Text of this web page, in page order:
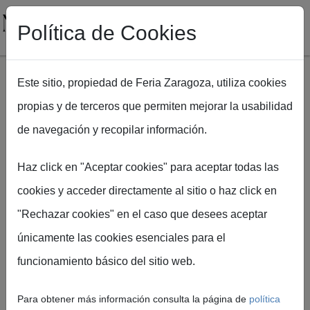
Pasar al contenido principal
Cómo llegar
Política de Cookies
Este sitio, propiedad de Feria Zaragoza, utiliza cookies
propias y de terceros que permiten mejorar la usabilidad
de navegación y recopilar información.
Haz click en "Aceptar cookies" para aceptar todas las
cookies y acceder directamente al sitio o haz click en
"Rechazar cookies" en el caso que desees aceptar
únicamente las cookies esenciales para el
funcionamiento básico del sitio web.
Para obtener más información consulta la página de política